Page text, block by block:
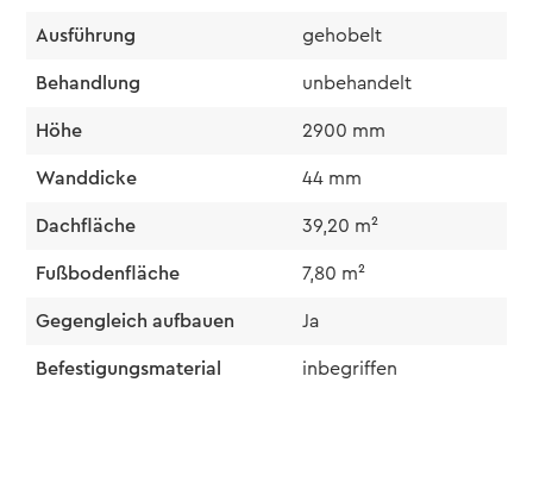
Ausführung gehobelt
Behandlung unbehandelt
Höhe 2900 mm
Wanddicke 44 mm
Dachfläche 39,20 m²
Fußbodenfläche 7,80 m²
Gegengleich aufbauen Ja
Befestigungsmaterial inbegriffen